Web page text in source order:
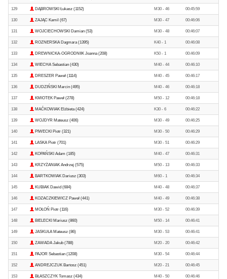
129 DĄBROWSKI Łukasz (1152) M30 - 46 00:45:59
130 ZAJĄC Kamil (67) M30 - 47 00:46:06
131 WOJCIECHOWSKI Damian (53) M30 - 48 00:46:07
132 ROZNERSKA Dagmara (1395) K40 - 1 00:46:08
133 DREWNICKA-OGRODNIIK Joanna (208) K50 - 1 00:46:09
134 WIECHA Sebastian (430) M40 - 44 00:46:10
135 DRESZER Paweł (1114) M40 - 45 00:46:17
136 DUDZIŃSKI Marcin (495) M40 - 46 00:46:18
137 KMIOTEK Paweł (278) M50 - 12 00:46:18
138 MAĆKOWIAK Elżbieta (424) K30 - 6 00:46:22
139 WOJDYR Mateusz (406) M30 - 49 00:46:25
140 PIWECKI Piotr (321) M30 - 50 00:46:29
141 LASKA Piotr (701) M30 - 51 00:46:29
142 KOPAŃSKI Adam (185) M40 - 47 00:46:31
143 KRZYŻANIAK Andrzej (575) M50 - 13 00:46:33
144 BARTKOWIAK Dariusz (303) M60 - 1 00:46:34
145 KUBIAK Dawid (684) M40 - 48 00:46:37
146 KOZACZKIEWICZ Paweł (441) M40 - 49 00:46:38
147 MOŁOŃ Piotr (116) M30 - 52 00:46:39
148 BIELECKI Mariusz (860) M50 - 14 00:46:41
149 JASKUŁA Mateusz (86) M30 - 53 00:46:41
150 ZAWADA Jakub (788) M20 - 20 00:46:42
151 PAJOR Sebastian (1208) M30 - 54 00:46:44
152 ANDREJCZUK Bartosz (451) M20 - 21 00:46:45
153 BŁASZCZYK Tomasz (434) M40 - 50 00:46:46